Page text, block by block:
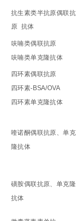
抗生素类半抗原偶联抗
原 抗体
呋喃类偶联抗原
呋喃类单克隆抗体
四环素偶联抗原
四环素-BSA/OVA
四环素单克隆抗体
喹诺酮偶联抗原、单克
隆抗体
磺胺偶联抗原、单克隆
抗体